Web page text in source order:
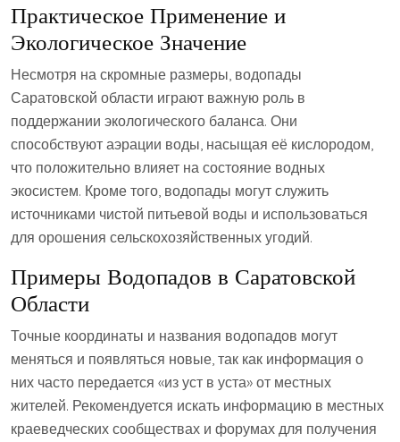
Практическое Применение и
Экологическое Значение
Несмотря на скромные размеры, водопады
Саратовской области играют важную роль в
поддержании экологического баланса. Они
способствуют аэрации воды, насыщая её кислородом,
что положительно влияет на состояние водных
экосистем. Кроме того, водопады могут служить
источниками чистой питьевой воды и использоваться
для орошения сельскохозяйственных угодий.
Примеры Водопадов в Саратовской
Области
Точные координаты и названия водопадов могут
меняться и появляться новые, так как информация о
них часто передается «из уст в уста» от местных
жителей. Рекомендуется искать информацию в местных
краеведческих сообществах и форумах для получения